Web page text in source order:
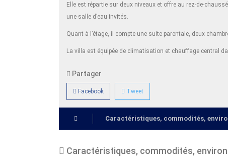
Elle est répartie sur deux niveaux et offre au rez-de-
une salle d’eau invités.
Quant à l’étage, il compte une suite parentale, deux
La villa est équipée de climatisation et chauffage central
Partager
Facebook Tweet
Caractéristiques, commodités,
Caractéristiques, commodités,